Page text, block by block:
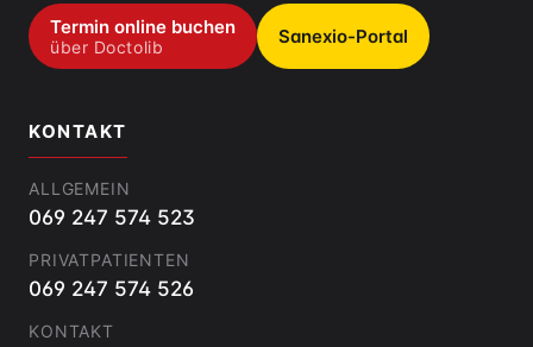
Termin online buchen
über Doctolib Sanexio-Portal
KONTAKT
ALLGEMEIN
069 247 574 523
PRIVATPATIENTEN
069 247 574 526
KONTAKT